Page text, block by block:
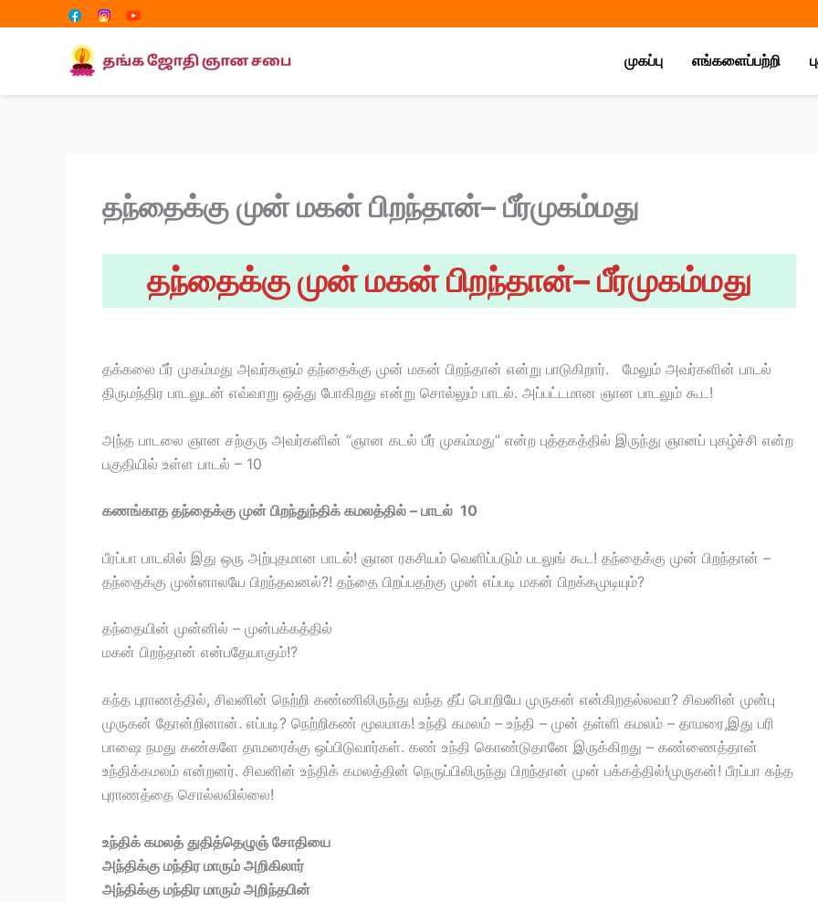
முகப்பு எங்களைப்பற்றி
தந்தைக்கு முன் மகன் பிறந்தான்– பீர்முகம்மது
தந்தைக்கு முன் மகன் பிறந்தான்– பீர்முகம்மது
தக்கலை பீர் முகம்மது அவர்களும் தந்தைக்கு முன் மகன் பிறந்தான் என்று பாடுகிறார். மேலும் அவர்களின் பாடல்
திருமந்திர பாடலுடன் எவ்வாறு ஒத்து போகிறது என்று சொல்லும் பாடல். அப்பட்டமான ஞான பாடலும் கூட!
அந்த பாடலை ஞான சற்குரு அவர்களின் “ஞான கடல் பீர் முகம்மது” என்ற புத்தகத்தில் இருந்து ஞானப் புகழ்ச்சி என்ற
பகுதியில் உள்ள பாடல் – 10
கணங்காத தந்தைக்கு முன் பிறந்துந்திக் கமலத்தில் – பாடல் 10
பீரப்பா பாடலில் இது ஒரு அற்புதமான பாடல்! ஞான ரகசியம் வெளிப்படும் படலுங் கூட! தந்தைக்கு முன் பிறந்தான் –
தந்தைக்கு முன்னாலயே பிறந்தவனல்?! தந்தை பிறப்பதற்கு முன் எப்படி மகன் பிறக்கமுடியும்?
தந்தையின் முன்னில் – முன்பக்கத்தில்
மகன் பிறந்தான் என்பதேயாகும்!?
கந்த புராணத்தில், சிவனின் நெற்றி கண்ணிலிருந்து வந்த தீப் பொறியே முருகன் என்கிறதல்லவா? சிவனின் முன்பு
முருகன் தோன்றினான். எப்படி? நெற்றிகண் மூலமாக! உந்தி கமலம் – உந்தி – முன் தள்ளி கமலம் – தாமரை,இது பரி
பாஷை நமது கண்களே தாமரைக்கு ஒப்பிடுவார்கள். கண் உந்தி கொண்டுதானே இருக்கிறது – கண்ணைத்தான்
உந்திக்கமலம் என்றனர். சிவனின் உந்திக் கமலத்தின் நெருப்பிலிருந்து பிறந்தான் முன் பக்கத்தில்!முருகன்! பீரப்பா கந்த
புராணத்தை சொல்லவில்லை!
உந்திக் கமலத் துதித்தெழுஞ் சோதியை
அந்திக்கு மந்திர மாரும் அறிகிலார்
அந்திக்கு மந்திர மாரும் அறிந்தபின்